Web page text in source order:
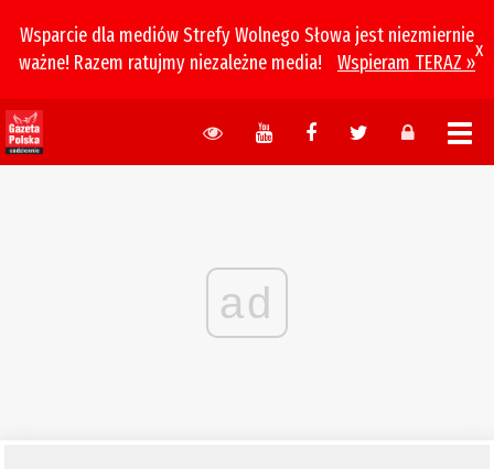
Wsparcie dla mediów Strefy Wolnego Słowa jest niezmiernie
ważne! Razem ratujmy niezależne media!
Wspieram TERAZ »
x
ad